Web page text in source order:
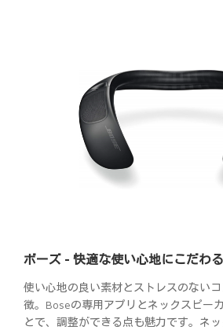
ボーズ - 快適な使い心地にこだわる
使い心地の良い素材とストレスのない
徴。Boseの専用アプリとネックスピー
とで、調整ができる点も魅力です。ネ